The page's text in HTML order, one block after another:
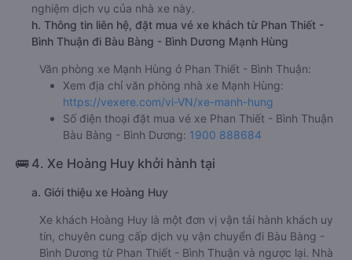
nghiệm dịch vụ của nhà xe này.
h. Thông tin liên hệ, đặt mua vé xe khách từ Phan Thiết -
Bình Thuận đi Bàu Bàng - Bình Dương Mạnh Hùng
Văn phòng xe Mạnh Hùng ở Phan Thiết - Bình Thuận:
Xem địa chỉ văn phòng nhà xe Mạnh Hùng:
https://vexere.com/vi-VN/xe-manh-hung
Số điện thoại đặt mua vé xe Phan Thiết - Bình Thuận
Bàu Bàng - Bình Dương: 1900 888684
🚌 4. Xe Hoàng Huy khởi hành tại
a. Giới thiệu xe Hoàng Huy
Xe khách Hoàng Huy là một đơn vị vận tải hành khách uy
tín, chuyên cung cấp dịch vụ vận chuyển đi Bàu Bàng -
Bình Dương từ Phan Thiết - Bình Thuận và ngược lại. Nhà